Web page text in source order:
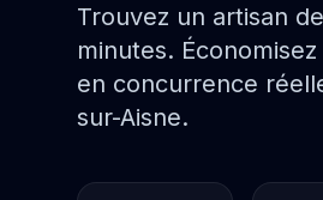
Trouvez un artisan
minutes.
en concurrence
sur-Aisne.